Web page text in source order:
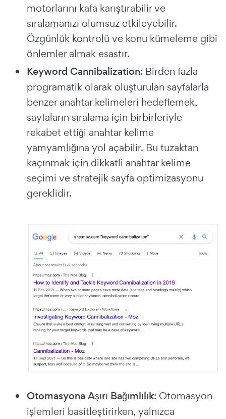
motorlarını kafa karıştırabilir ve
sıralamanızı olumsuz etkileyebilir.
Özgünlük kontrolü ve konu kümeleme gibi
önlemler almak esastır.
Keyword Cannibalization: Birden fazla
programatik olarak oluşturulan sayfalarla
benzer anahtar kelimeleri hedeflemek,
sayfaların sıralama için birbirleriyle
rekabet ettiği anahtar kelime
yamyamlığına yol açabilir. Bu tuzaktan
kaçınmak için dikkatli anahtar kelime
seçimi ve stratejik sayfa optimizasyonu
gereklidir.
Otomasyona Aşırı Bağımlılık: Otomasyon
işlemleri basitleştirirken, yalnızca